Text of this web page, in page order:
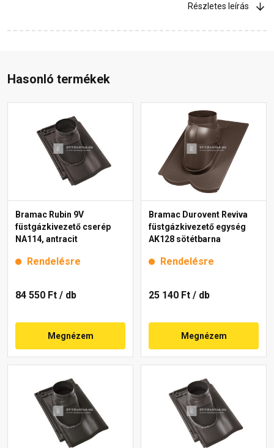
Részletes leírás
Hasonló termékek
Bramac Rubin 9V
füstgázkivezető cserép
NA114, antracit
Rendelésre
84 550 Ft / db
Megnézem
Bramac Durovent Reviva
füstgázkivezető egység
AK128 sötétbarna
Rendelésre
25 140 Ft / db
Megnézem